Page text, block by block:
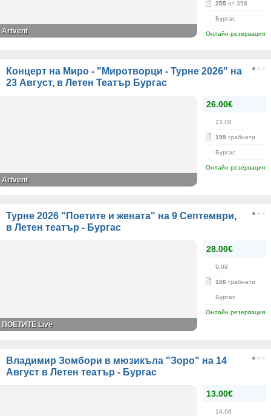
255 от 358
Бургас
Онлайн резервация
Аrtvent
Концерт на Миро - "Миротворци - Турне 2026" на
23 Август, в Летен Театър Бургас
26.00€
23.08
199 грабнати
Бургас
Онлайн резервация
Artvent
Турне 2026 "Поетите и жената" на 9 Септември,
в Летен театър - Бургас
28.00€
9.09
106 грабнати
Бургас
Онлайн резервация
ПОЕТИТЕ Live
Владимир Зомбори в мюзикъла "Зоро" на 14
Август в Летен театър - Бургас
13.00€
14.08